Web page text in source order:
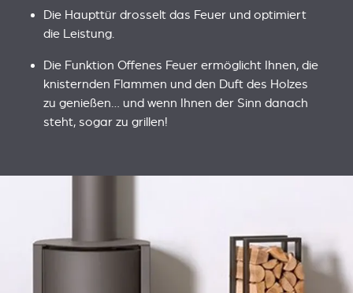
Die Haupttür drosselt das Feuer und optimiert
die Leistung.
Die Funktion Offenes Feuer ermöglicht Ihnen, die
knisternden Flammen und den Duft des Holzes
zu genießen… und wenn Ihnen der Sinn danach
steht, sogar zu grillen!